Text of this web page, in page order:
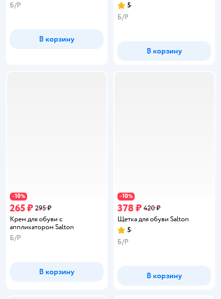
Б/Р
В корзину
Рейтинг:
5
Б/Р
В корзину
−10%
265 ₽ 295 ₽
Крем для обуви с
аппликатором Salton
Б/Р
В корзину
−10%
378 ₽ 420 ₽
Щетка для обуви Salton
Рейтинг:
5
Б/Р
В корзину